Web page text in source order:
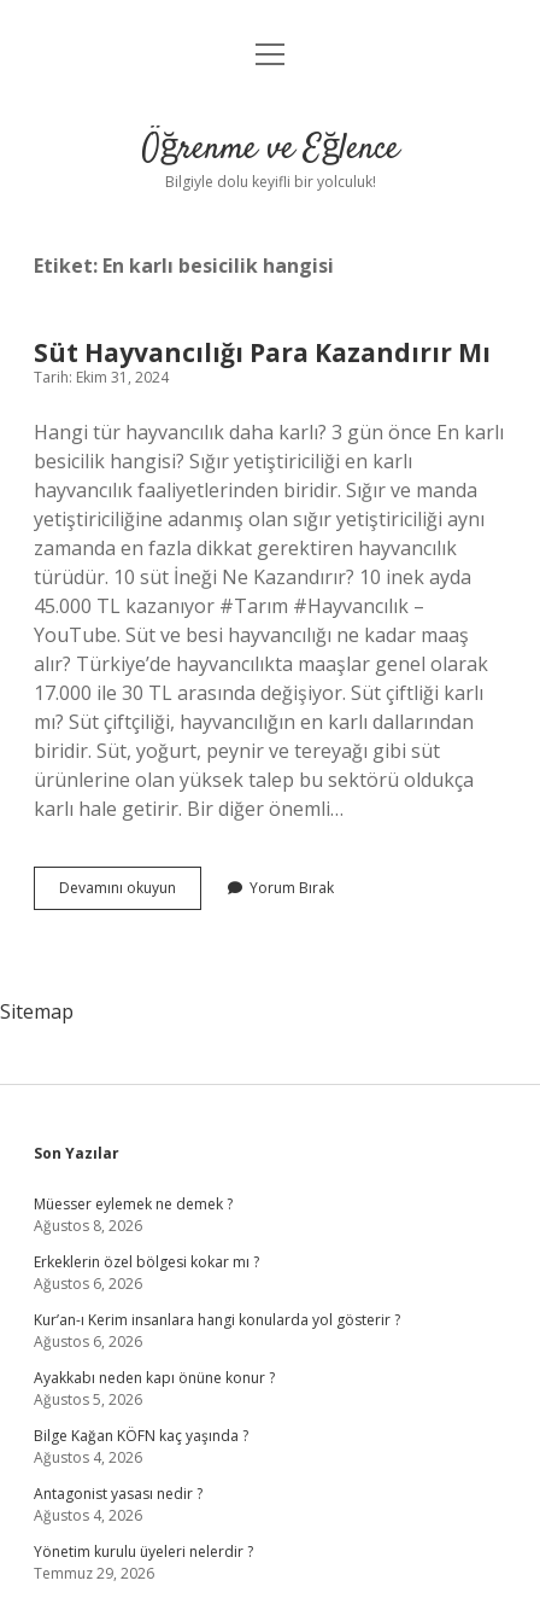
Anasayfa
Yasal Uyarı
menüyü
Öğrenme ve Eğlence
Bilgiyle dolu keyifli bir yolculuk!
Etiket: En karlı besicilik hangisi
Süt Hayvancılığı Para Kazandırır Mı
Tarih: Ekim 31, 2024
Hangi tür hayvancılık daha karlı? 3 gün önce En karlı
besicilik hangisi? Sığır yetiştiriciliği en karlı
hayvancılık faaliyetlerinden biridir. Sığır ve manda
yetiştiriciliğine adanmış olan sığır yetiştiriciliği aynı
zamanda en fazla dikkat gerektiren hayvancılık
türüdür. 10 süt İneği Ne Kazandırır? 10 inek ayda
45.000 TL kazanıyor #Tarım #Hayvancılık –
YouTube. Süt ve besi hayvancılığı ne kadar maaş
alır? Türkiye’de hayvancılıkta maaşlar genel olarak
17.000 ile 30 TL arasında değişiyor. Süt çiftliği karlı
mı? Süt çiftçiliği, hayvancılığın en karlı dallarından
biridir. Süt, yoğurt, peynir ve tereyağı gibi süt
ürünlerine olan yüksek talep bu sektörü oldukça
karlı hale getirir. Bir diğer önemli…
Devamını okuyun
Hayvancılığı
Yorum Bırak
Sitemap
Sidebar
Son Yazılar
Müesser eylemek ne demek ?
Ağustos 8, 2026
Erkeklerin özel bölgesi kokar mı ?
Ağustos 6, 2026
Kur’an-ı Kerim insanlara hangi konularda yol gösterir ?
Ağustos 6, 2026
Ayakkabı neden kapı önüne konur ?
Ağustos 5, 2026
Bilge Kağan KÖFN kaç yaşında ?
Ağustos 4, 2026
Antagonist yasası nedir ?
Ağustos 4, 2026
Yönetim kurulu üyeleri nelerdir ?
Temmuz 29, 2026